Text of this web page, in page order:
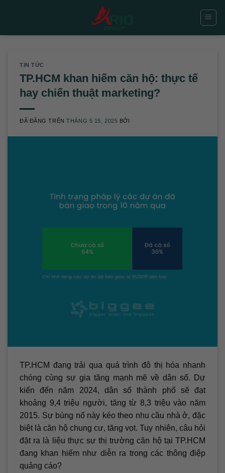
TIN TỨC
TP.HCM khan hiếm căn hộ: thực tế
hay chiến thuật marketing?
ĐÃ ĐĂNG TRÊNTHÁNG 5 15, 2025 BỞI
TP.HCM đang trải qua quá trình đô thị hóa nhanh
chóng cùng sự gia tăng mạnh mẽ về dân số. Dự
kiến đến năm 2024, dân số thành phố sẽ đạt
khoảng 9,4 triệu người, tăng từ 8,3 triệu vào năm
2015. Sự bùng nổ này kéo theo nhu cầu nhà ở, đặc
biệt là căn hộ chung cư, tăng vọt. Tuy nhiên, câu hỏi
đặt ra là liệu thực sự thị trường căn hộ tại TP.HCM
đang khan hiếm như diễn ra trong các thông điệp
quảng cáo?